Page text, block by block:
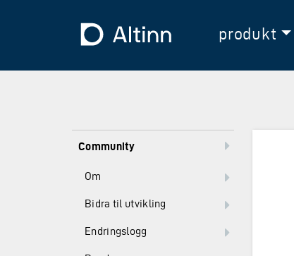
Til forsidenprodukt
Community
Om
Bidra til utvikling
Endringslogg